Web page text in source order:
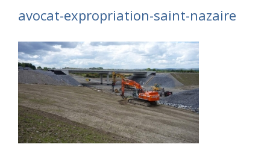
avocat-expropriation-saint-nazaire